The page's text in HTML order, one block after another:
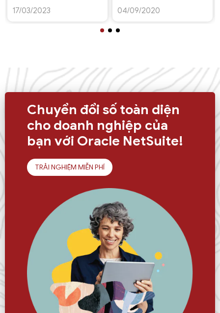
17/03/2023 04/09/2020
Chuyển đổi số toàn diện
cho doanh nghiệp của
bạn với Oracle NetSuite!
TRẢI NGHIỆM MIỄN PHÍ